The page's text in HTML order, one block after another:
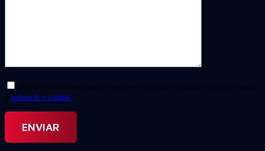
Doy mi consentimiento para el tratamiento de mis datos personales. He leído y acepto
la política de privacidad. *